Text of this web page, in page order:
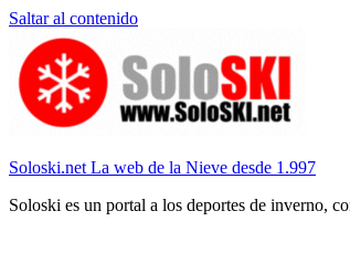
Saltar al contenido
Soloski.net La web de la Nieve desde 1.997
Soloski es un portal a los deportes de inverno,